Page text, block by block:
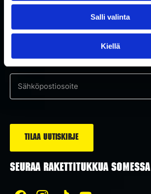
Salli valinta
Kiellä
Tilaa uutiskirje ja saat ensimmäisenä tietoa
Suostumus
Hyväksyn tietosuojaselosteen
Sähköposti
SEURAA RAKETTITUKKUA SOMESSA